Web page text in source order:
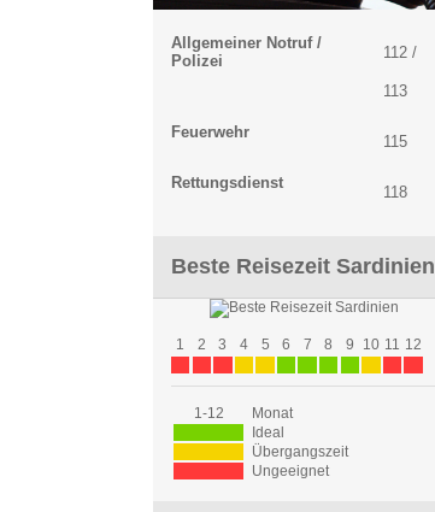
Allgemeiner Notruf /
Polizei
112 /
113
Feuerwehr
115
Rettungsdienst
118
Beste Reisezeit Sardinien
1 2 3 4 5 6 7 8 9 10 11 12
1-12
Monat
Ideal
Übergangszeit
Ungeeignet